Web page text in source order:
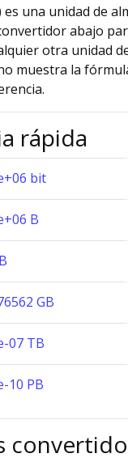
una unidad de
abajo
otra unidad
muestra la
rápida
bit
B
GB
07 TB
10 PB